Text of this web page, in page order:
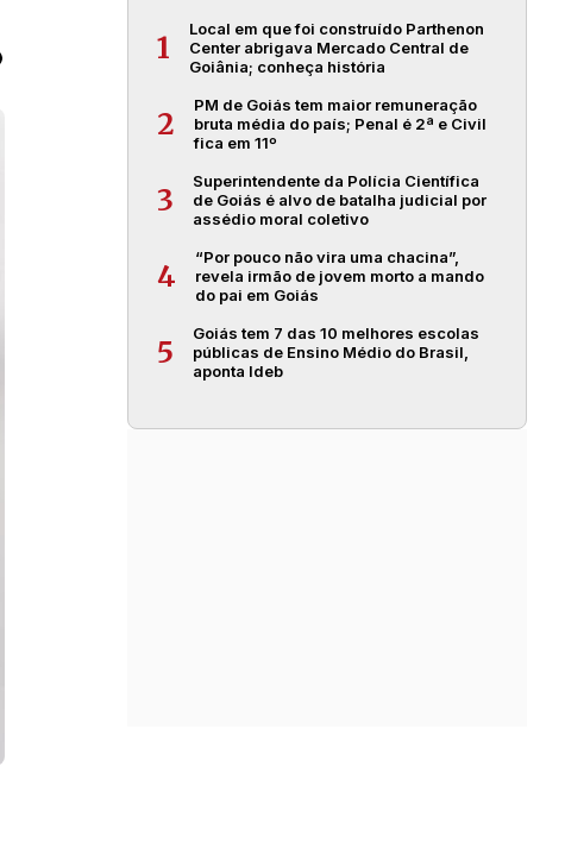
1
Local em que foi construído Parthenon
Center abrigava Mercado Central de
Goiânia; conheça história
2
PM de Goiás tem maior remuneração
bruta média do país; Penal é 2ª e Civil
fica em 11º
3
Superintendente da Polícia Científica
de Goiás é alvo de batalha judicial por
assédio moral coletivo
4
“Por pouco não vira uma chacina”,
revela irmão de jovem morto a mando
do pai em Goiás
5
Goiás tem 7 das 10 melhores escolas
públicas de Ensino Médio do Brasil,
aponta Ideb